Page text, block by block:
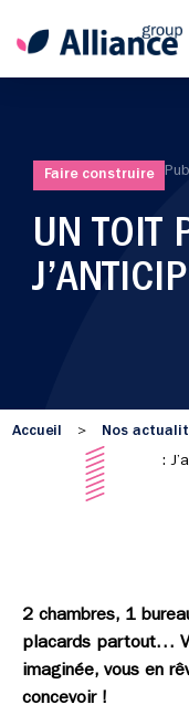
Faire construire
UN TOIT
Accueil > Nos
:
2 chambres, 1
placards partout…
imaginée, vous en
concevoir !